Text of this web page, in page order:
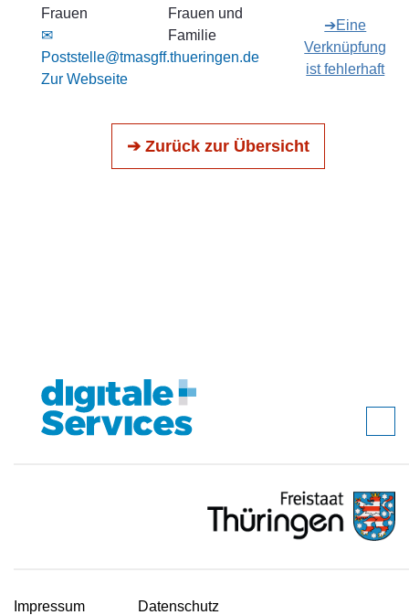
Frauen
✉
Poststelle@tmasgff.thueringen.de
Zur Webseite
Frauen und
Familie
➔Eine
Verknüpfung
ist fehlerhaft
➔ Zurück zur Übersicht
Impressum Datenschutz